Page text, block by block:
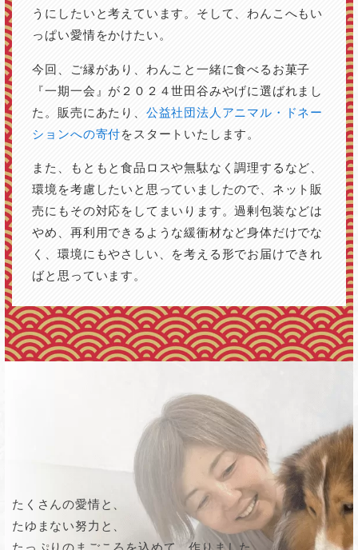
うにしたいと考えています。そして、わんこへもい
っぱい愛情をかけたい。
今回、ご縁があり、わんこと一緒に食べるお菓子
『一期一会』が２０２４世田谷みやげに選ばれまし
た。販売にあたり、 公益社団法人アニマル・ドネー
ションへの寄付をスタートいたします。
また、もともと食品ロスや無駄なく調理するなど、
環境を考慮したいと思っていましたので、ネット販
売にもその対応をしてまいります。過剰包装などは
やめ、再利用できるような緩衝材など身体だけでな
く、環境にもやさしい、を考える形でお届けできれ
ばと思っています。
たくさんの愛情と、
たゆまない努力と、
たっぷりのまごころを込めて、作りました。